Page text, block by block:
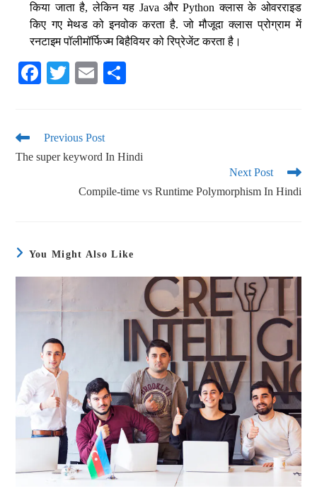
किया जाता है, लेकिन यह Java और Python क्लास के ओवरराइड
किए गए मेथड को इनवोक करता है. जो मौजूदा क्लास प्रोग्राम में
रनटाइम पॉलीमॉर्फिज्म बिहैवियर को रिप्रेजेंट करता है।
Fa
ok
T
r
E
Previous Post
The super keyword In Hindi
Next Post
Compile-time vs Runtime Polymorphism In Hindi
You Might Also Like